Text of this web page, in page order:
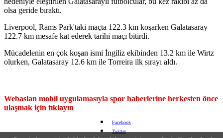
olsa geride bıraktı.
Liverpool, Rams Park'taki maçta 122.3 km koşarken Galatasaray
122.7 km mesafe kat ederek tarihi maçı bitirdi.
Mücadelenin en çok koşan ismi İngiliz ekibinden 13.2 km ile Wirtz
olurken, Galatasaray 12.6 km ile Torreira ilk sırayı aldı.
Webaslan mobil uygulamasıyla spor haberlerine herkesten önce
ulaşmak için tıklayın
Facebook
Twitter